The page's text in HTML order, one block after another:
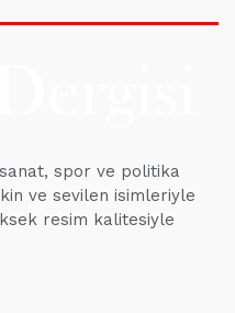
spor ve politika
ve sevilen isimleriyle
resim kalitesiyle